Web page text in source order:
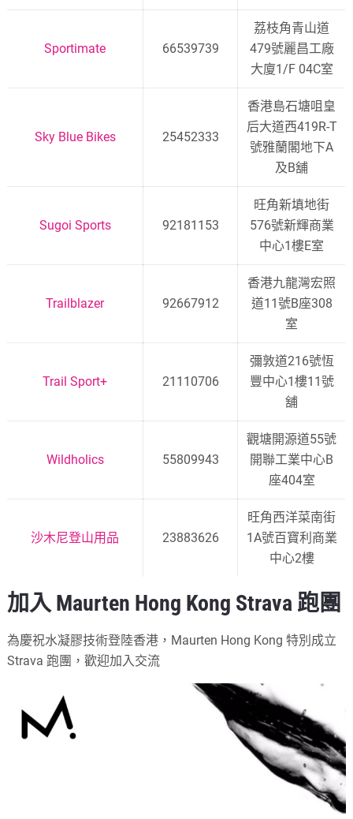
Sportimate 66539739
荔枝角青山道
479號麗昌工廠
大廈1/F 04C室
Sky Blue Bikes 25452333
香港島石塘咀皇
后大道西419R-T
號雅蘭閣地下A
及B舖
Sugoi Sports 92181153
旺角新填地街
576號新輝商業
中心1樓E室
Trailblazer 92667912
香港九龍灣宏照
道11號B座308
室
Trail Sport+ 21110706
彌敦道216號恆
豐中心1樓11號
舖
Wildholics 55809943
觀塘開源道55號
開聯工業中心B
座404室
沙木尼登山用品 23883626
旺角西洋菜南街
1A號百寶利商業
中心2樓
加入 Maurten Hong Kong Strava 跑團
為慶祝水凝膠技術登陸香港，Maurten Hong Kong 特別成立
Strava 跑團，歡迎加入交流